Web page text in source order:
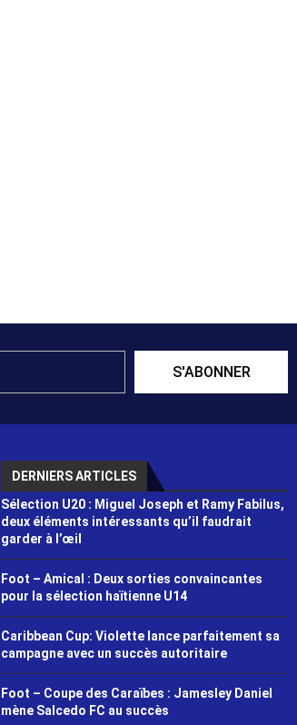
S'ABONNER
DERNIERS ARTICLES
Sélection U20 : Miguel Joseph et Ramy Fabilus,
deux éléments intéressants qu’il faudrait
garder à l’œil
Foot – Amical : Deux sorties convaincantes
pour la sélection haïtienne U14
Caribbean Cup: Violette lance parfaitement sa
campagne avec un succès autoritaire
Foot – Coupe des Caraïbes : Jamesley Daniel
mène Salcedo FC au succès